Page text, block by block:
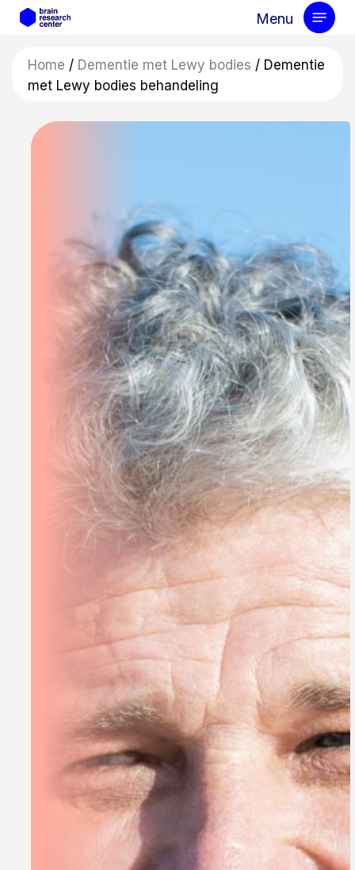
Skip
content
Menu
Home / Dementie met Lewy bodies / Dementie
met Lewy bodies behandeling